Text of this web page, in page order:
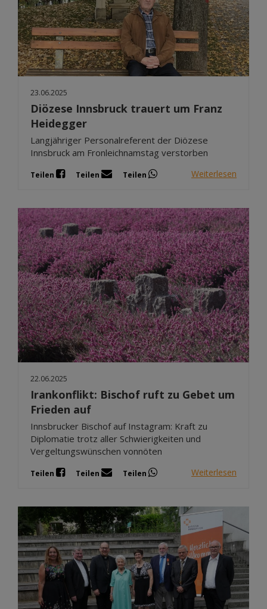
23.06.2025
Diözese Innsbruck trauert um Franz
Heidegger
Langjähriger Personalreferent der Diözese
Innsbruck am Fronleichnamstag verstorben
Teilen Teilen Teilen Weiterlesen
22.06.2025
Irankonflikt: Bischof ruft zu Gebet um
Frieden auf
Innsbrucker Bischof auf Instagram: Kraft zu
Diplomatie trotz aller Schwierigkeiten und
Vergeltungswünschen vonnöten
Teilen Teilen Teilen Weiterlesen